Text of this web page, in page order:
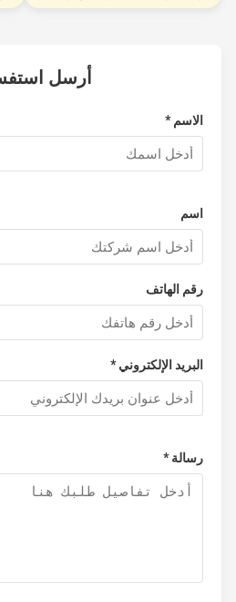
أرسل استفسارًا
الاسم *
رقم الهاتف
البريد الإلكتروني *
رسالة *